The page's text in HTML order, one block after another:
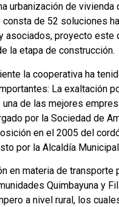
urbanización de vivienda
consta de 52 soluciones
asociados, proyecto este
la etapa de construcción.
la cooperativa ha
La exaltación
una de las mejores
por la Sociedad de
en el 2005 del
por la Alcaldía
en materia de transporte
Quimbayuna y
a nivel rural, los